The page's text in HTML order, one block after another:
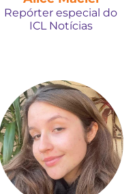
Repórter especial do
ICL Notícias